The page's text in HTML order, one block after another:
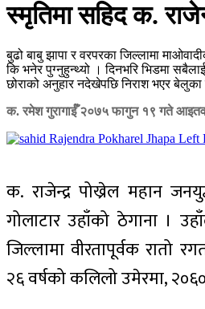
स्मृतिमा सहिद क.
बुढो बाबु झापा र वरपरका जिल्लामा
कि भनेर पुग्नुहुन्थ्यो । दिनभरि भिडमा
छोराको अनुहार नदेखेपछि निराश भएर बेलुका
क. रमेश गुरागाईँ२०७५ फागुन १९ गते
क. राजेन्द्र पोख्रेल महान
गोलाटार उहाँको ठेगाना ।
जिल्लामा वीरतापूर्वक रातो
२६ वर्षको कलिलो उमेरमा,